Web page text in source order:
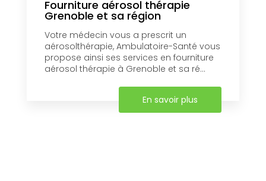
Fourniture aérosol thérapie
Grenoble et sa région
Votre médecin vous a prescrit un
aérosolthérapie, Ambulatoire-Santé vous
propose ainsi ses services en fourniture
aérosol thérapie à Grenoble et sa ré...
En savoir plus